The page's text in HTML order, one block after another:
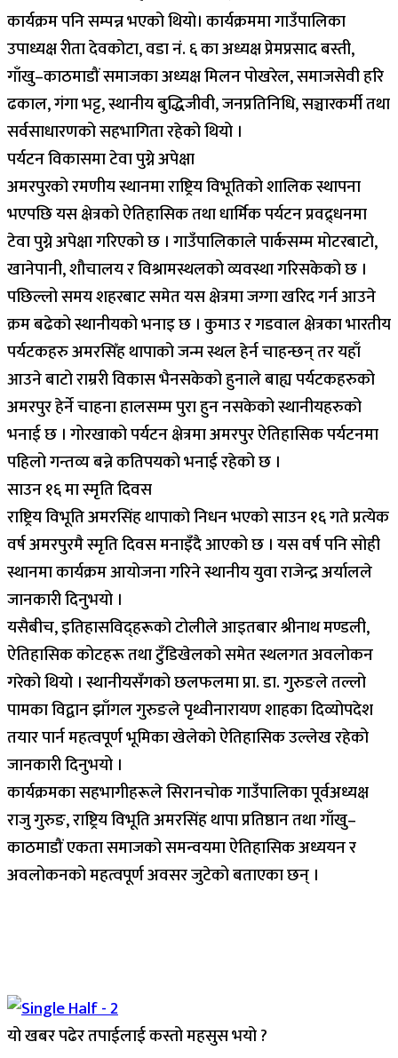
कार्यक्रम पनि सम्पन्न भएको थियो। कार्यक्रममा गाउँपालिका
उपाध्यक्ष रीता देवकोटा, वडा नं. ६ का अध्यक्ष प्रेमप्रसाद बस्ती,
गाँखु–काठमाडौं समाजका अध्यक्ष मिलन पोखरेल, समाजसेवी हरि
ढकाल, गंगा भट्ट, स्थानीय बुद्धिजीवी, जनप्रतिनिधि, सञ्चारकर्मी तथा
सर्वसाधारणको सहभागिता रहेको थियो ।
पर्यटन विकासमा टेवा पुग्ने अपेक्षा
अमरपुरको रमणीय स्थानमा राष्ट्रिय विभूतिको शालिक स्थापना
भएपछि यस क्षेत्रको ऐतिहासिक तथा धार्मिक पर्यटन प्रवद्र्धनमा
टेवा पुग्ने अपेक्षा गरिएको छ । गाउँपालिकाले पार्कसम्म मोटरबाटो,
खानेपानी, शौचालय र विश्रामस्थलको व्यवस्था गरिसकेको छ ।
पछिल्लो समय शहरबाट समेत यस क्षेत्रमा जग्गा खरिद गर्न आउने
क्रम बढेको स्थानीयको भनाइ छ । कुमाउ र गडवाल क्षेत्रका भारतीय
पर्यटकहरु अमरसिँह थापाको जन्म स्थल हेर्न चाहन्छन् तर यहाँ
आउने बाटो राम्ररी विकास भैनसकेको हुनाले बाह्य पर्यटकहरुको
अमरपुर हेर्ने चाहना हालसम्म पुरा हुन नसकेको स्थानीयहरुको
भनाई छ । गोरखाको पर्यटन क्षेत्रमा अमरपुर ऐतिहासिक पर्यटनमा
पहिलो गन्तव्य बन्ने कतिपयको भनाई रहेको छ ।
साउन १६ मा स्मृति दिवस
राष्ट्रिय विभूति अमरसिंह थापाको निधन भएको साउन १६ गते प्रत्येक
वर्ष अमरपुरमै स्मृति दिवस मनाइँदै आएको छ । यस वर्ष पनि सोही
स्थानमा कार्यक्रम आयोजना गरिने स्थानीय युवा राजेन्द्र अर्यालले
जानकारी दिनुभयो ।
यसैबीच, इतिहासविद्हरूको टोलीले आइतबार श्रीनाथ मण्डली,
ऐतिहासिक कोटहरू तथा टुँडिखेलको समेत स्थलगत अवलोकन
गरेको थियो । स्थानीयसँगको छलफलमा प्रा. डा. गुरुङले तल्लो
पामका विद्वान झाँगल गुरुङले पृथ्वीनारायण शाहका दिव्योपदेश
तयार पार्न महत्वपूर्ण भूमिका खेलेको ऐतिहासिक उल्लेख रहेको
जानकारी दिनुभयो ।
कार्यक्रमका सहभागीहरूले सिरानचोक गाउँपालिका पूर्वअध्यक्ष
राजु गुरुङ, राष्ट्रिय विभूति अमरसिंह थापा प्रतिष्ठान तथा गाँखु–
काठमाडौं एकता समाजको समन्वयमा ऐतिहासिक अध्ययन र
अवलोकनको महत्वपूर्ण अवसर जुटेको बताएका छन् ।
यो खबर पढेर तपाईलाई कस्तो महसुस भयो ?